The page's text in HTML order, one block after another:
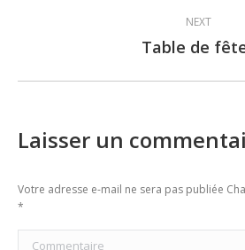
NEXT
Next
Table de
Laisser un
Votre adresse e-mail ne sera pas publiée
*
Commentaire